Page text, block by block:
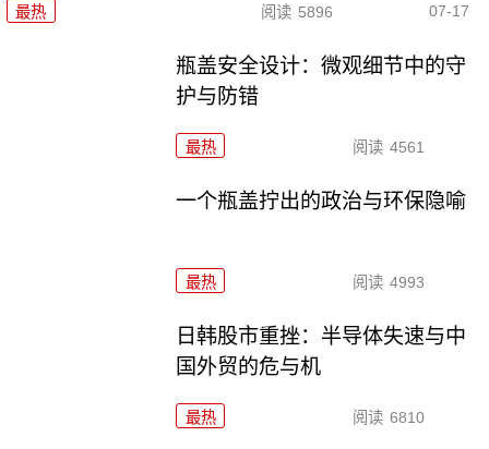
最热 阅读 5896 07-17
瓶盖安全设计：微观细节中的守
护与防错
最热 阅读 4561
一个瓶盖拧出的政治与环保隐喻
最热 阅读 4993
日韩股市重挫：半导体失速与中
国外贸的危与机
最热 阅读 6810